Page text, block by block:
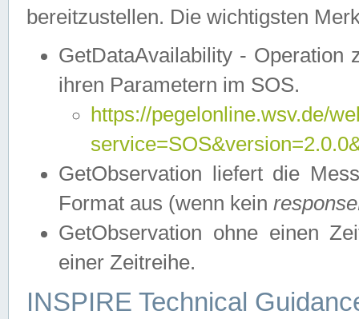
bereitzustellen. Die wichtigsten
GetDataAvailability - Operation
ihren Parametern im SOS.
https://pegelonline.wsv.de/
GetObservation liefert die
Format aus (wenn kein
GetObservation ohne einen
einer Zeitreihe.
INSPIRE Technical